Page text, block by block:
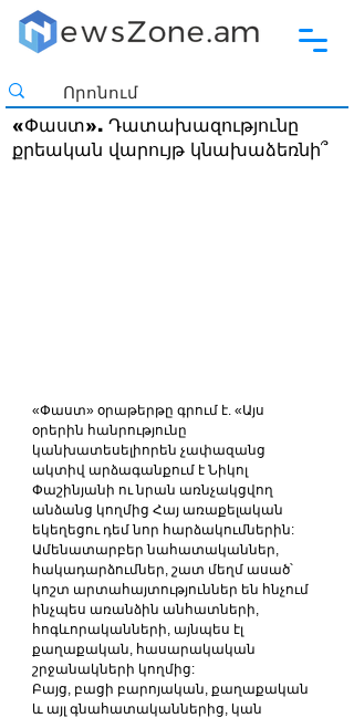
«Փաստ». Դատախազությունը
քրեական վարույթ կնախաձեռնի՞
«Փաստ» օրաթերթը գրում է. «Այս
օրերին հանրությունը
կանխատեսելիորեն չափազանց
ակտիվ արձագանքում է Նիկոլ
Փաշինյանի ու նրան առնչակցվող
անձանց կողմից Հայ առաքելական
եկեղեցու դեմ նոր հարձակումներին:
Ամենատարբեր նահատականներ,
հակադարձումներ, շատ մեղմ ասած՝
կոշտ արտահայտություններ են հնչում
ինչպես առանձին անհատների,
հոգևորականների, այնպես էլ
քաղաքական, հասարակական
շրջանակների կողմից:
Բայց, բացի բարոյական, քաղաքական
և այլ գնահատականներից, կան